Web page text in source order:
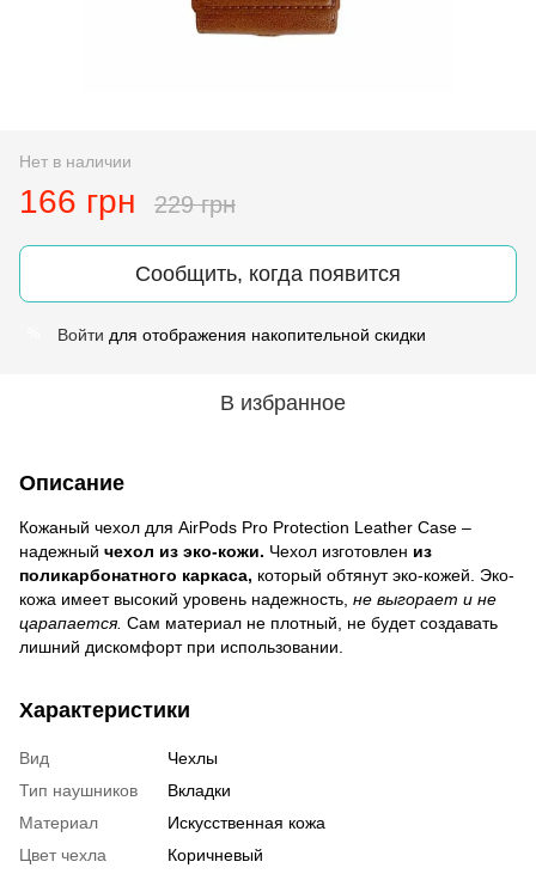
Нет в наличии
166 грн 229 грн
Сообщить, когда появится
Войти для отображения накопительной скидки
В избранное
Описание
Кожаный чехол для AirPods Pro Protection Leather Case –
надежный чехол из эко-кожи. Чехол изготовлен из
поликарбонатного каркаса, который обтянут эко-кожей. Эко-
кожа имеет высокий уровень надежность, не выгорает и не
царапается. Сам материал не плотный, не будет создавать
лишний дискомфорт при использовании.
Характеристики
Вид
Чехлы
Тип наушников
Вкладки
Материал
Искусственная кожа
Цвет чехла
Коричневый